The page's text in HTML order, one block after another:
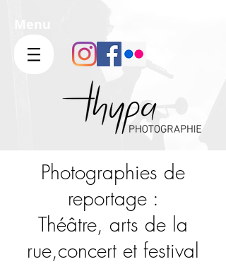
Photographies de
reportage :
​Théâtre, arts de la
rue,concert et festival